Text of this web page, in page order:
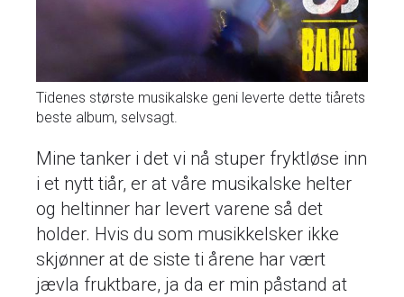
Tidenes største musikalske geni leverte dette tiårets
beste album, selvsagt.
Mine tanker i det vi nå stuper fryktløse inn
i et nytt tiår, er at våre musikalske helter
og heltinner har levert varene så det
holder. Hvis du som musikkelsker ikke
skjønner at de siste ti årene har vært
jævla fruktbare, ja da er min påstand at